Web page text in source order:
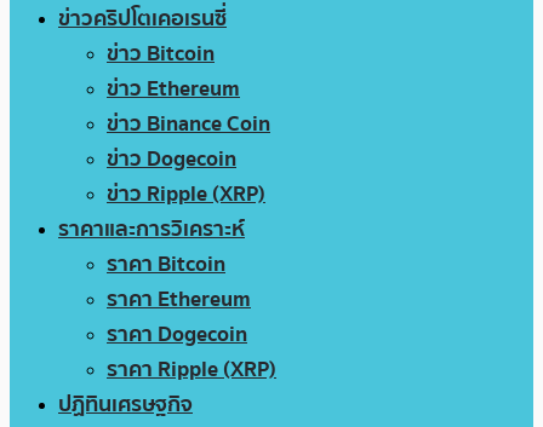
ข่าวคริปโตเคอเรนซี่
ข่าว Bitcoin
ข่าว Ethereum
ข่าว Binance Coin
ข่าว Dogecoin
ข่าว Ripple (XRP)
ราคาและการวิเคราะห์
ราคา Bitcoin
ราคา Ethereum
ราคา Dogecoin
ราคา Ripple (XRP)
ปฏิทินเศรษฐกิจ